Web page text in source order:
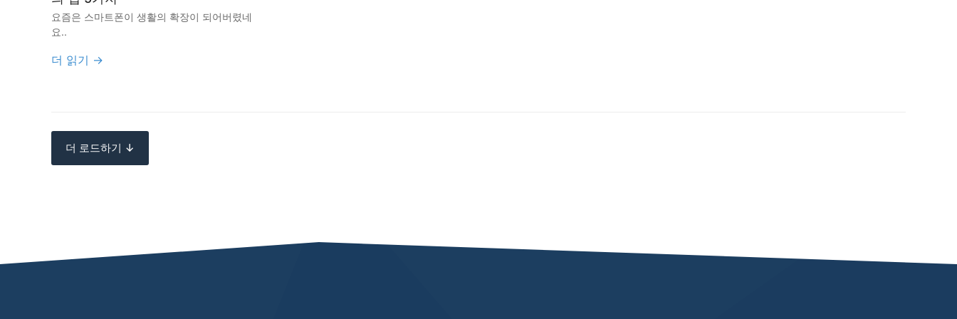
요즘은 스마트폰이 생활의 확장이 되어버렸네
요..
더 읽기 →
더 로드하기 ↓